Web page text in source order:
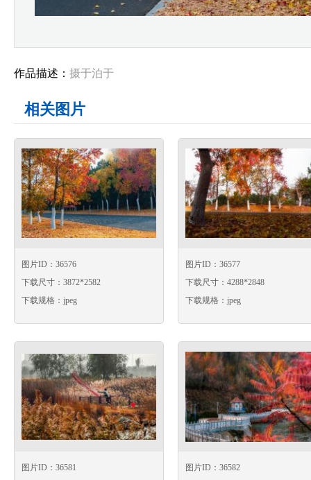
作品描述： 摄于泊于
相关图片
图片ID：36576
下载尺寸：3872*2582
下载规格：jpeg
图片ID：36577
下载尺寸：4288*2848
下载规格：jpeg
图片ID：36581
图片ID：36582